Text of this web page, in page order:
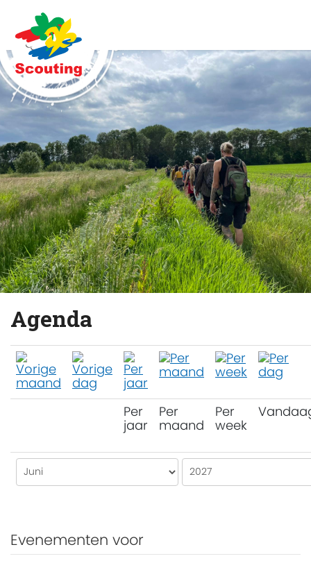
Agenda
Per
jaar
Per
maand
Per
week
Evenementen voor